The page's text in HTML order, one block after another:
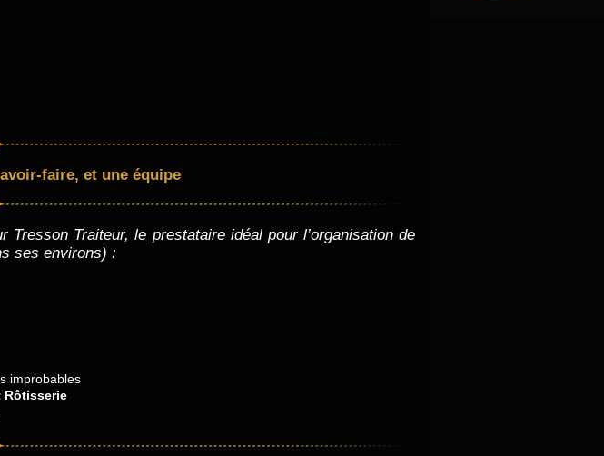
faire, et une équipe
Traiteur, le prestataire idéal pour l’organisation de
ses environs) :
improbables
Rôtisserie